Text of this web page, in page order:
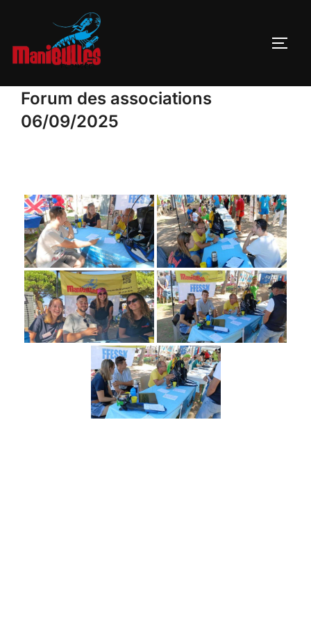
Forum des associations
06/09/2025